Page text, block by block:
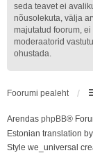
seda teavet ei
nõusolekuta, välja
majutatud foorum,
moderaatorid
ohustada.
Foorumi pealeht
Arendas phpBB®
Estonian translation
Style we_universal